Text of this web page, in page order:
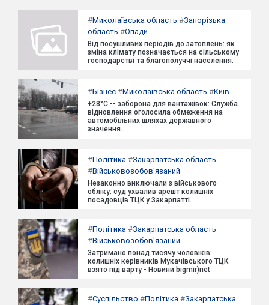
#Миколаївська область #Запорізька
область #Опади
Від посушливих періодів до затоплень: як
зміна клімату позначається на сільському
господарстві та благополуччі населення.
#Бізнес #Миколаївська область #Київ
+28°C -- заборона для вантажівок: Служба
відновлення оголосила обмеження на
автомобільних шляхах державного
значення.
#Політика #Закарпатська область
#Військовозобов'язаний
Незаконно виключали з військового
обліку: суд ухвалив арешт колишніх
посадовців ТЦК у Закарпатті.
#Політика #Закарпатська область
#Військовозобов'язаний
Затримано понад тисячу чоловіків:
колишніх керівників Мукачівського ТЦК
взято під варту - Новини bigmir)net
#Суспільство #Політика #Закарпатська